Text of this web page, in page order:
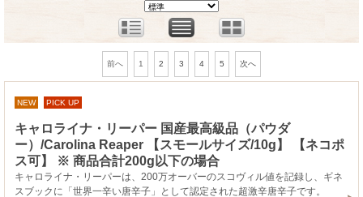
前へ 1 2 3 4 5 次へ
NEW PICK UP
キャロライナ・リーパー 国産最高級品（パウダ
ー）/Carolina Reaper 【スモールサイズ/10g】 【ネコポ
ス可】 ※ 商品合計200g以下の場合
キャロライナ・リーパーは、200万オーバーのスコヴィル値を記録し、ギネ
スブックに「世界一辛い唐辛子」として認定された超激辛唐辛子です。